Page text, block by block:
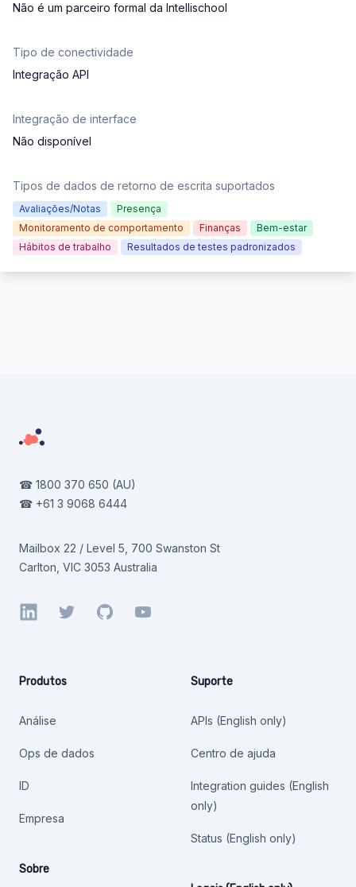
Não é um parceiro formal da Intellischool
Tipo de conectividade
Integração API
Integração de interface
Não disponível
Tipos de dados de retorno de escrita suportados
Avaliações/Notas
Presença
Monitoramento de comportamento
Finanças
Bem-estar
Hábitos de trabalho
Resultados de testes padronizados
☎ 1800 370 650 (AU)
☎ +61 3 9068 6444
Mailbox 22 / Level 5, 700 Swanston St
Carlton, VIC 3053 Australia
LinkedInTwitterGitHubYouTube
Produtos
Análise
Ops de dados
ID
Empresa
Sobre
Suporte
APIs (English only)
Centro de ajuda
Integration guides (English
only)
Status (English only)